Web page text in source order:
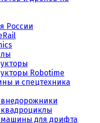
России
Robotime
и спецтехника
для дрифта